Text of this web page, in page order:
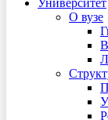
Университет
О вузе